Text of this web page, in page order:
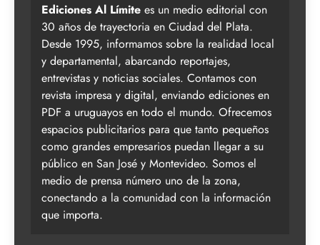
Ediciones Al Límite es un medio editorial con
30 años de trayectoria en Ciudad del Plata.
Desde 1995, informamos sobre la realidad local
y departamental, abarcando reportajes,
entrevistas y noticias sociales. Contamos con
revista impresa y digital, enviando ediciones en
PDF a uruguayos en todo el mundo. Ofrecemos
espacios publicitarios para que tanto pequeños
como grandes empresarios puedan llegar a su
público en San José y Montevideo. Somos el
medio de prensa número uno de la zona,
conectando a la comunidad con la información
que importa.